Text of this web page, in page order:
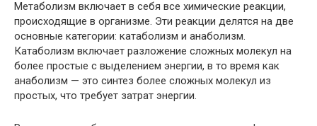
Метаболизм включает в себя все химические реакции,
происходящие в организме. Эти реакции делятся на две
основные категории: катаболизм и анаболизм.
Катаболизм включает разложение сложных молекул на
более простые с выделением энергии, в то время как
анаболизм — это синтез более сложных молекул из
простых, что требует затрат энергии.